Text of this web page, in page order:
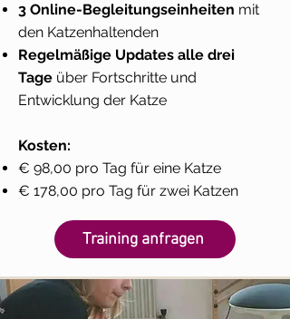
3 Online-Begleitungseinheiten mit
den Katzenhaltenden
Regelmäßige Updates alle drei
Tage über Fortschritte und
Entwicklung der Katze
Kosten:
€ 98,00 pro Tag für eine Katze
€ 178,00 pro Tag für zwei Katzen
Training anfragen